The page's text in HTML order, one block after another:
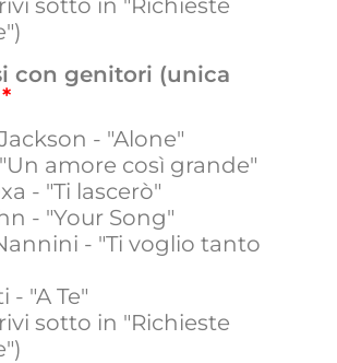
con genitori (unica
- "Alone"
amore così grande"
- "Ti lascerò"
- "Your Song"
- "Ti voglio tanto
- "A Te"
sotto in "Richieste